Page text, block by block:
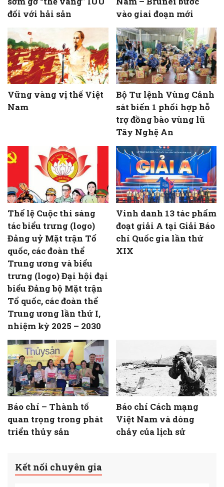
đối với hải sản
vào giai đoạn mới
Vững vàng vị thế Việt
Nam
Bộ Tư lệnh Vùng Cảnh
sát biển 1 phối hợp hỗ
trợ đồng bào vùng lũ
Tây Nghệ An
Thể lệ Cuộc thi sáng
tác biểu trưng (logo)
Đảng uỷ Mặt trận Tổ
quốc, các đoàn thể
Trung ương và biểu
trưng (logo) Đại hội đại
biểu Đảng bộ Mặt trận
Tổ quốc, các đoàn thể
Trung ương lần thứ I,
nhiệm kỳ 2025 – 2030
Vinh danh 13 tác phẩm
đoạt giải A tại Giải Báo
chí Quốc gia lần thứ
XIX
Báo chí – Thành tố
quan trọng trong phát
triển thủy sản
Báo chí Cách mạng
Việt Nam và dòng
chảy của lịch sử
Kết nối chuyên gia